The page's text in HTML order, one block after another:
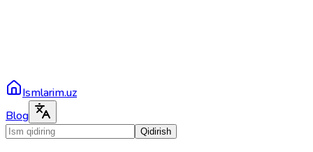
Ismlarim.uz
Blog
Qidirish